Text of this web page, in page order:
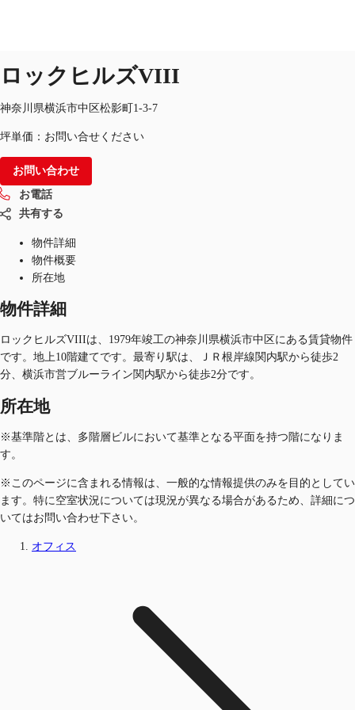
オフィス・事務所
倉庫・物流センター
地図検索
記事
仲介会社様はこちらへ
お気に入り
JP
ロックヒルズVIII
神奈川県横浜市中区松影町1-3-7
坪単価：お問い合せください
お問い合わせ
お電話
共有する
物件詳細
物件概要
所在地
物件詳細
ロックヒルズVIIIは、1979年竣工の神奈川県横浜市中区にある賃貸物件
です。地上10階建てです。最寄り駅は、ＪＲ根岸線関内駅から徒歩2
分、横浜市営ブルーライン関内駅から徒歩2分です。
所在地
※基準階とは、多階層ビルにおいて基準となる平面を持つ階になりま
す。
※このページに含まれる情報は、一般的な情報提供のみを目的としてい
ます。特に空室状況については現況が異なる場合があるため、詳細につ
いてはお問い合わせ下さい。
オフィス